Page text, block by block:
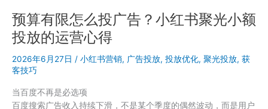
光
AI
素
材
生
别
预算有限怎么投广告？小红书聚光小额
投放的运营心得
2026年6月27日 / 小红书营销, 广告投放, 投放优化, 聚光投放, 获
客技巧
当百度不再是必选项
百度搜索广告收入持续下滑，不是某个季度的偶然波动，而是用户